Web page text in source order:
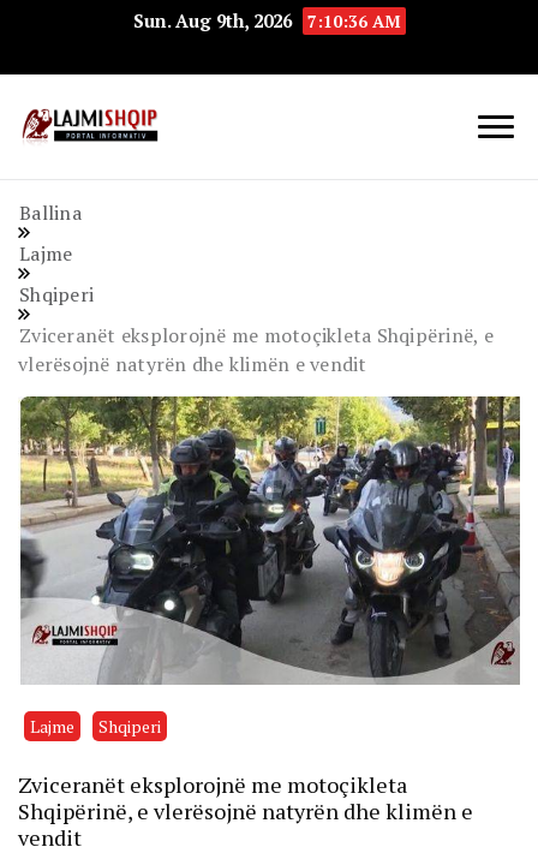
Sun. Aug 9th, 2026 7:10:36 AM
Ballina
Lajme
Shqiperi
Zviceranët eksplorojnë me motoçikleta Shqipërinë, e
vlerësojnë natyrën dhe klimën e vendit
Lajme Shqiperi
Zviceranët eksplorojnë me motoçikleta
Shqipërinë, e vlerësojnë natyrën dhe klimën e
vendit